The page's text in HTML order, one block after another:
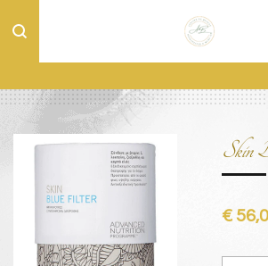
direct
hoofdinhoud
Skin
€